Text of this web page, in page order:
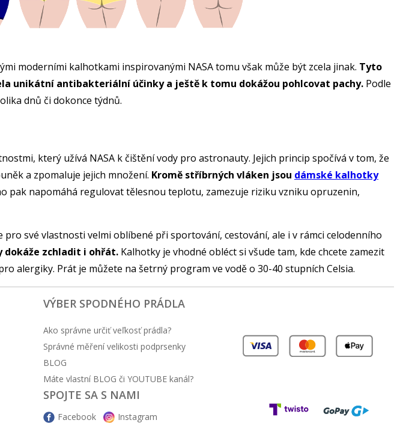
moderními kalhotkami inspirovanými NASA tomu však může být zcela jinak. Tyto
unikátní antibakteriální účinky a ještě k tomu dokážou pohlcovat pachy. Podle
dnů či dokonce týdnů.
který užívá NASA k čištění vody pro astronauty. Jejich princip spočívá v tom, že
a zpomaluje jejich množení. Kromě stříbrných vláken jsou dámské kalhotky
pak napomáhá regulovat tělesnou teplotu, zamezuje riziku vzniku opruzenin,
pro své vlastnosti velmi oblíbené při sportování, cestování, ale i v rámci celodenního
zchladit i ohřát. Kalhotky je vhodné obléct si všude tam, kde chcete zamezit
alergiky. Prát je můžete na šetrný program ve vodě o 30-40 stupních Celsia.
VÝBER SPODNÉHO PRÁDLA
Ako správne určiť veľkosť prádla?
Správné měření velikosti podprsenky
BLOG
Máte vlastní BLOG či YOUTUBE kanál?
SPOJTE SA S NAMI
Facebook
Instagram